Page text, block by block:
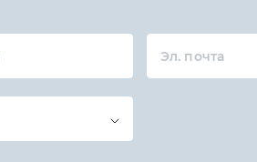
Эл. почта